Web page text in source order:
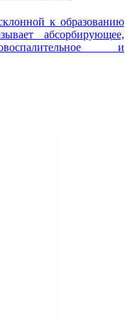
к образованию
абсорбирующее,
и